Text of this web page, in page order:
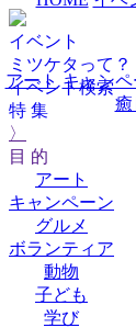
イベント
ミツケタって？
イベント検索
特 集
〉
目 的
アート
キャンペーン
グルメ
ボランティア
動物
子ども
学び
アート キャンペ
癒